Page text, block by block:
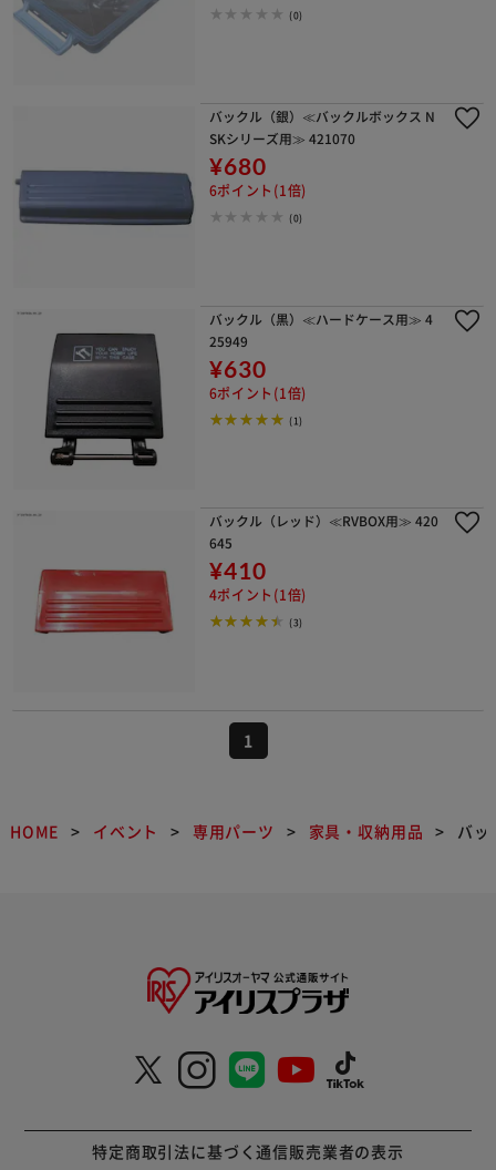
(0)
バックル（銀）≪バックルボックス N
SKシリーズ用≫ 421070
¥680
6ポイント(1倍)
(0)
バックル（黒）≪ハードケース用≫ 4
25949
¥630
6ポイント(1倍)
(1)
バックル（レッド）≪RVBOX用≫ 420
645
¥410
4ポイント(1倍)
(3)
1
HOME イベント 専用パーツ 家具・収納用品 バッ
特定商取引法に基づく通信販売業者の表示